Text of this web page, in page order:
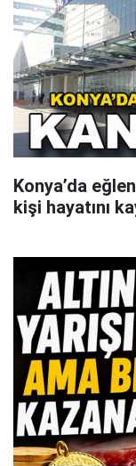
Konya’da
kişi hayatını